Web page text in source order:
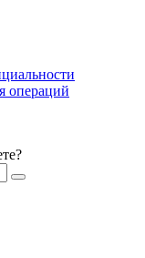
операций